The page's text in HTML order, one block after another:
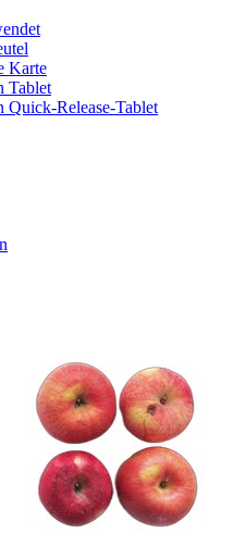
Karte
Tablet
Quick-Release-Tablet